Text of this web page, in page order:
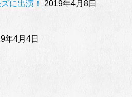
に出演！ 2019年4月8日
年4月4日